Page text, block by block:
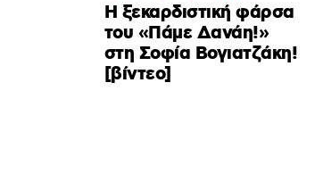
Η ξεκαρδιστική φάρσα
του «Πάμε Δανάη!»
στη Σοφία Βογιατζάκη!
[βίντεο]